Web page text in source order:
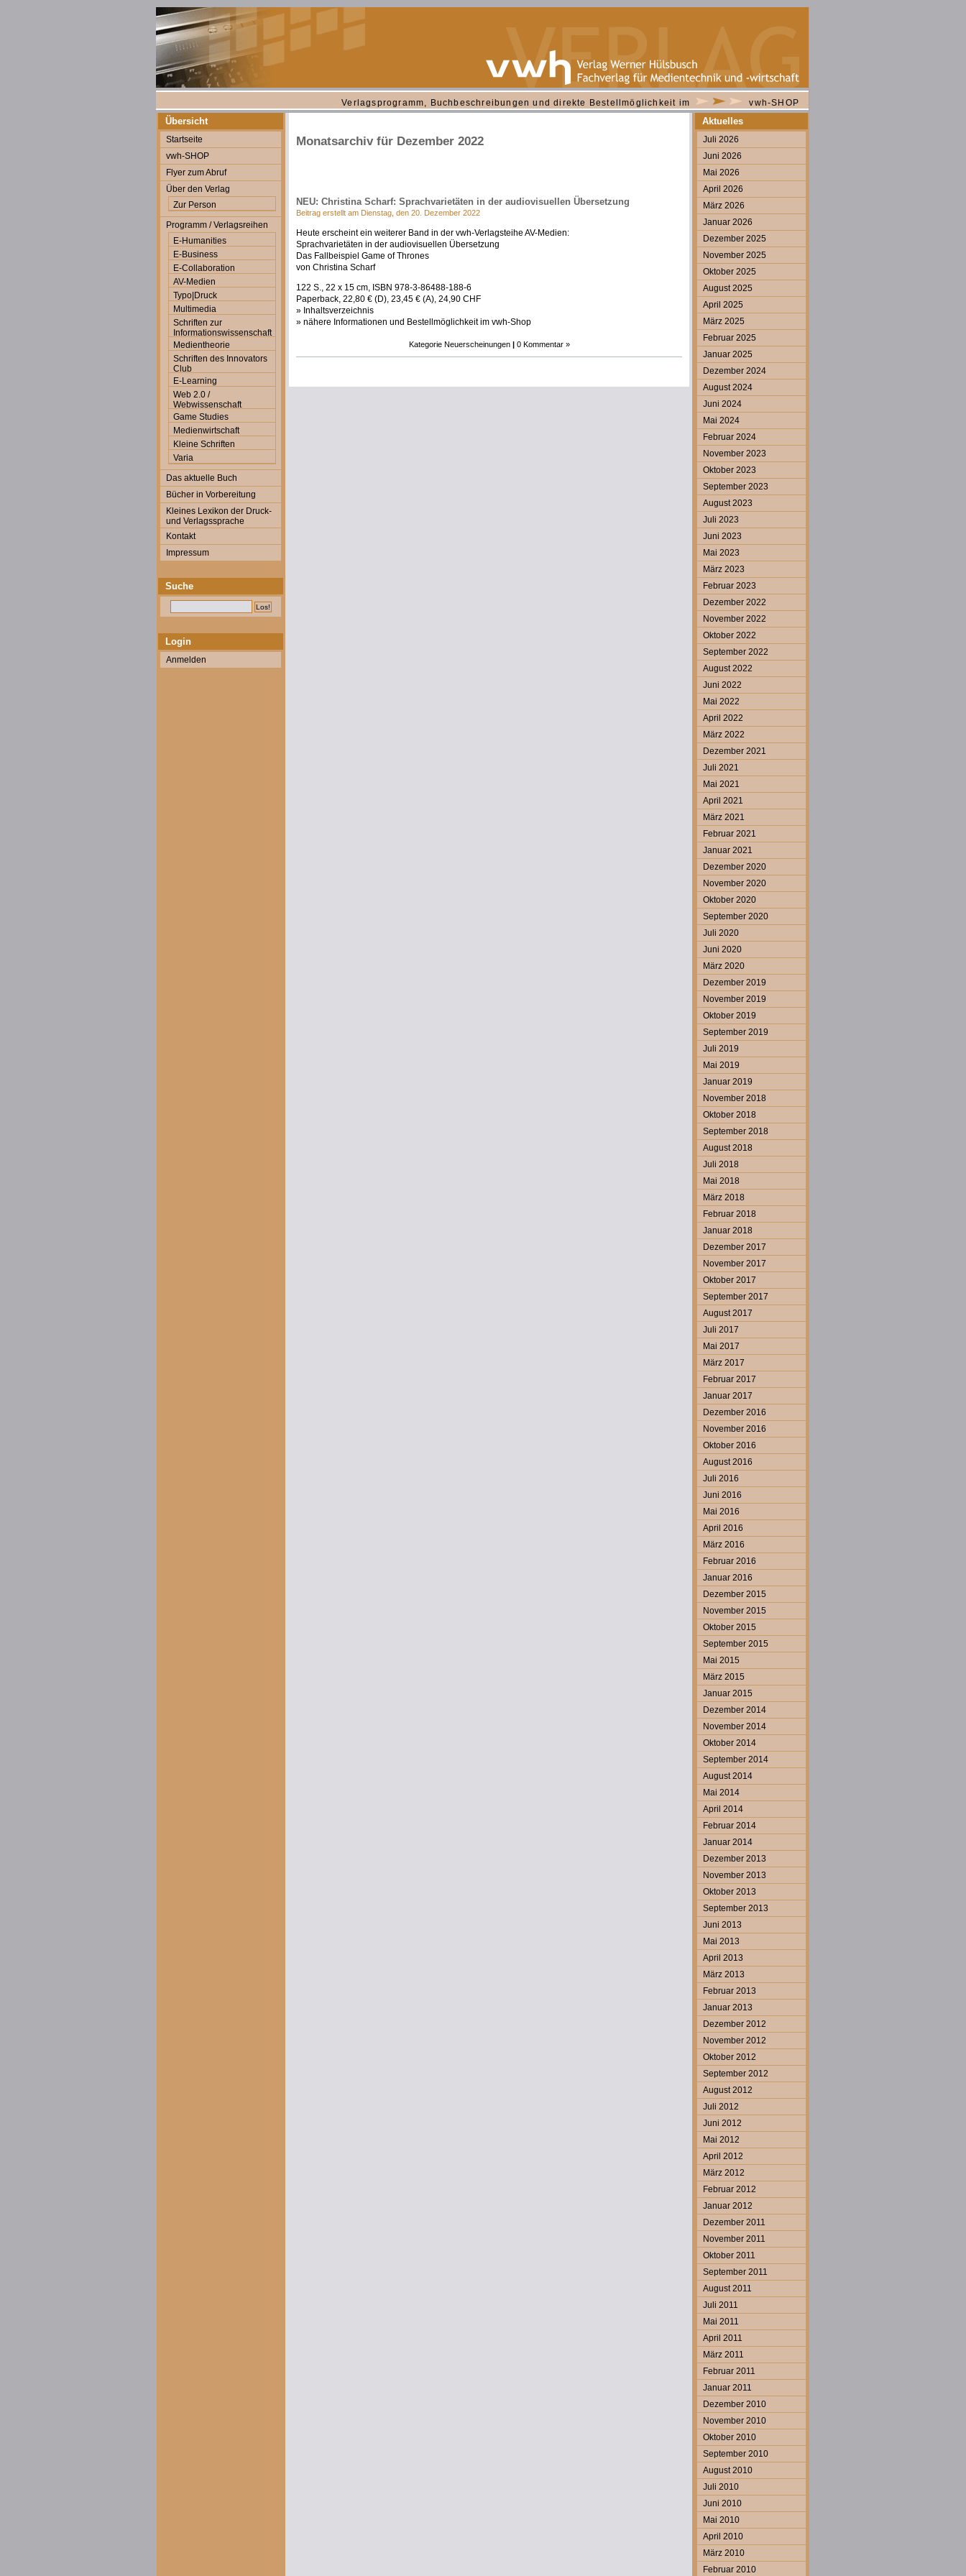
Verlagsprogramm, Buchbeschreibungen und direkte Bestellmöglichkeit im vwh-SHOP
Übersicht
Startseite
vwh-SHOP
Flyer zum Abruf
Über den Verlag
Zur Person
Programm / Verlagsreihen
E-Humanities
E-Business
E-Collaboration
AV-Medien
Typo|Druck
Multimedia
Schriften zur
Informationswissenschaft
Medientheorie
Schriften des Innovators
Club
E-Learning
Web 2.0 /
Webwissenschaft
Game Studies
Medienwirtschaft
Kleine Schriften
Varia
Das aktuelle Buch
Bücher in Vorbereitung
Kleines Lexikon der Druck-
und Verlagssprache
Kontakt
Impressum
Suche
Login
Anmelden
Monatsarchiv für Dezember 2022
NEU: Christina Scharf: Sprachvarietäten in der audiovisuellen Übersetzung
Beitrag erstellt am Dienstag, den 20. Dezember 2022
Heute erscheint ein weiterer Band in der vwh-Verlagsteihe AV-Medien:
Sprachvarietäten in der audiovisuellen Übersetzung
Das Fallbeispiel Game of Thrones
von Christina Scharf
122 S., 22 x 15 cm, ISBN 978-3-86488-188-6
Paperback, 22,80 € (D), 23,45 € (A), 24,90 CHF
» Inhaltsverzeichnis
» nähere Informationen und Bestellmöglichkeit im vwh-Shop
Kategorie Neuerscheinungen | 0 Kommentar »
Aktuelles
Juli 2026
Juni 2026
Mai 2026
April 2026
März 2026
Januar 2026
Dezember 2025
November 2025
Oktober 2025
August 2025
April 2025
März 2025
Februar 2025
Januar 2025
Dezember 2024
August 2024
Juni 2024
Mai 2024
Februar 2024
November 2023
Oktober 2023
September 2023
August 2023
Juli 2023
Juni 2023
Mai 2023
März 2023
Februar 2023
Dezember 2022
November 2022
Oktober 2022
September 2022
August 2022
Juni 2022
Mai 2022
April 2022
März 2022
Dezember 2021
Juli 2021
Mai 2021
April 2021
März 2021
Februar 2021
Januar 2021
Dezember 2020
November 2020
Oktober 2020
September 2020
Juli 2020
Juni 2020
März 2020
Dezember 2019
November 2019
Oktober 2019
September 2019
Juli 2019
Mai 2019
Januar 2019
November 2018
Oktober 2018
September 2018
August 2018
Juli 2018
Mai 2018
März 2018
Februar 2018
Januar 2018
Dezember 2017
November 2017
Oktober 2017
September 2017
August 2017
Juli 2017
Mai 2017
März 2017
Februar 2017
Januar 2017
Dezember 2016
November 2016
Oktober 2016
August 2016
Juli 2016
Juni 2016
Mai 2016
April 2016
März 2016
Februar 2016
Januar 2016
Dezember 2015
November 2015
Oktober 2015
September 2015
Mai 2015
März 2015
Januar 2015
Dezember 2014
November 2014
Oktober 2014
September 2014
August 2014
Mai 2014
April 2014
Februar 2014
Januar 2014
Dezember 2013
November 2013
Oktober 2013
September 2013
Juni 2013
Mai 2013
April 2013
März 2013
Februar 2013
Januar 2013
Dezember 2012
November 2012
Oktober 2012
September 2012
August 2012
Juli 2012
Juni 2012
Mai 2012
April 2012
März 2012
Februar 2012
Januar 2012
Dezember 2011
November 2011
Oktober 2011
September 2011
August 2011
Juli 2011
Mai 2011
April 2011
März 2011
Februar 2011
Januar 2011
Dezember 2010
November 2010
Oktober 2010
September 2010
August 2010
Juli 2010
Juni 2010
Mai 2010
April 2010
März 2010
Februar 2010